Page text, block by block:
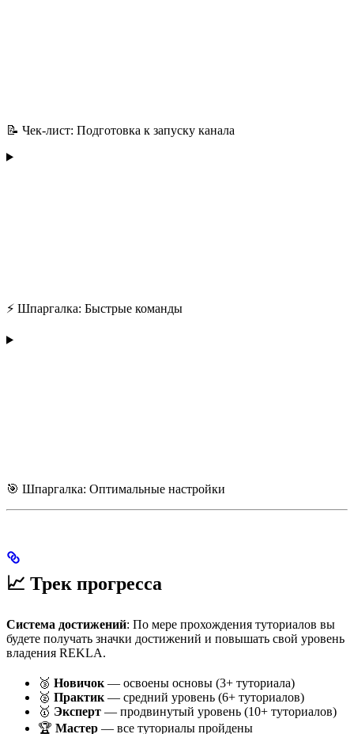
📝 Чек-лист: Подготовка к запуску канала
⚡ Шпаргалка: Быстрые команды
🎯 Шпаргалка: Оптимальные настройки
📈 Трек прогресса
Система достижений: По мере прохождения туториалов вы
будете получать значки достижений и повышать свой уровень
владения REKLA.
🥉 Новичок — освоены основы (3+ туториала)
🥈 Практик — средний уровень (6+ туториалов)
🥇 Эксперт — продвинутый уровень (10+ туториалов)
🏆 Мастер — все туториалы пройдены